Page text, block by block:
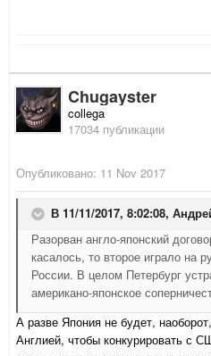
Chugayster
collega
17034 публикации
Опубликовано: 11 Nov 2017
В 11/11/2017, 8:02:08,
Разорван англо-японский
касалось, то второе играло на
России. В целом Петербург
американо-японское
А разве Япония не будет,
Англией, чтобы конкурировать с